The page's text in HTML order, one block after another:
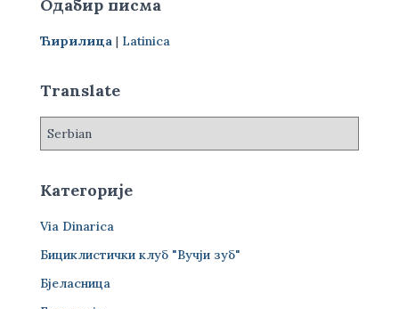
а
а
а
Одабир писма
Ћирилица | Latinica
Translate
Категорије
Via Dinarica
Бициклистички клуб "Вучји зуб"
Бјеласница